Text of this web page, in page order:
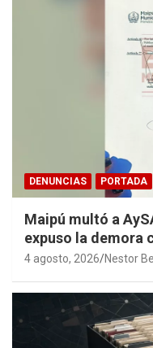
DENUNCIAS PORTADA
Maipú multó a
expuso la demora
4 agosto, 2026 Nestor